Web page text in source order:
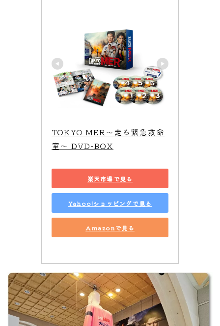
TOKYO MER～走る緊急救命
室～ DVD-BOX
楽天市場で見る
Yahoo!ショッピングで見る
Amazonで見る